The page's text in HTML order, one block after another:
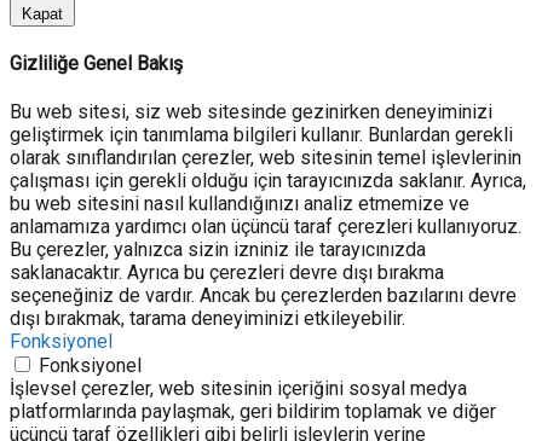
Kapat
Gizliliğe Genel Bakış
Bu web sitesi, siz web sitesinde gezinirken deneyiminizi
geliştirmek için tanımlama bilgileri kullanır. Bunlardan gerekli
olarak sınıflandırılan çerezler, web sitesinin temel işlevlerinin
çalışması için gerekli olduğu için tarayıcınızda saklanır. Ayrıca,
bu web sitesini nasıl kullandığınızı analiz etmemize ve
anlamamıza yardımcı olan üçüncü taraf çerezleri kullanıyoruz.
Bu çerezler, yalnızca sizin izniniz ile tarayıcınızda
saklanacaktır. Ayrıca bu çerezleri devre dışı bırakma
seçeneğiniz de vardır. Ancak bu çerezlerden bazılarını devre
dışı bırakmak, tarama deneyiminizi etkileyebilir.
Fonksiyonel
Fonksiyonel
İşlevsel çerezler, web sitesinin içeriğini sosyal medya
platformlarında paylaşmak, geri bildirim toplamak ve diğer
üçüncü taraf özellikleri gibi belirli işlevlerin yerine